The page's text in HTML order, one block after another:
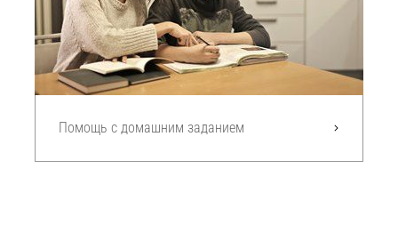
Помощь с домашним заданием